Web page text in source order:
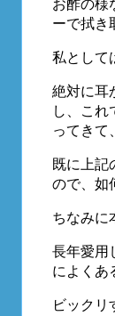
お酢の様
ーで拭き
私とし
絶対に耳
し、これ
ってき
既に上記
ので、如
ちなみに
長年愛用
によくあ
ビックリ